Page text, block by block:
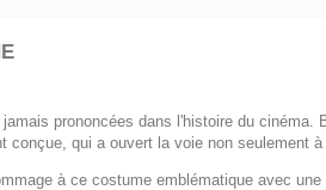
prononcées dans l'histoire du
conçue, qui a ouvert la voie non
à ce costume emblématique avec